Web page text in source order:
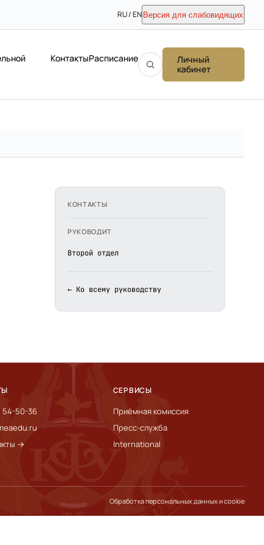
RU / EN Версия для слабовидящих
КонтактыРасписание
Личный
кабинет
КОНТАКТЫ
РУКОВОДИТ
Второй отдел
← Ко всему руководству
54-50-36
→
СЕРВИСЫ
Приёмная комиссия
Пресс-служба
International
Обработка персональных данных и cookie